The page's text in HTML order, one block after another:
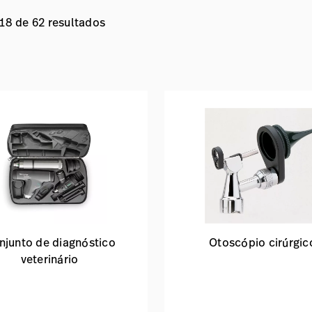
de 62 resultados
de diagnóstico
veterinário
Otoscópio